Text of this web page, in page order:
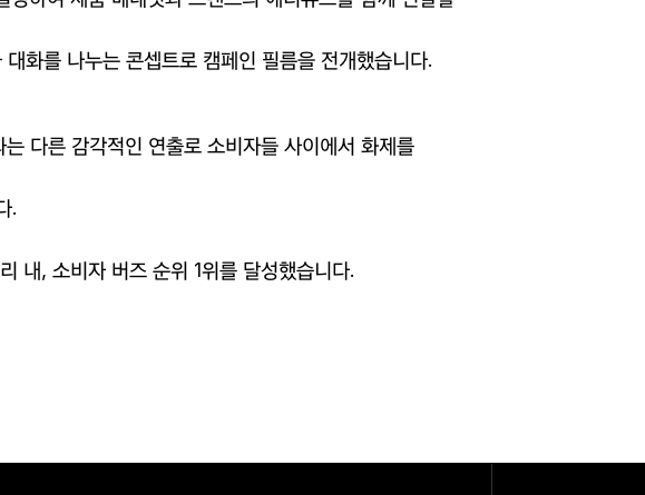
화를 나누는 콘셉트로 캠페인 필름을 전개했습니다.
다른 감각적인 연출로 소비자들 사이에서 화제를
.
내, 소비자 버즈 순위 1위를 달성했습니다.